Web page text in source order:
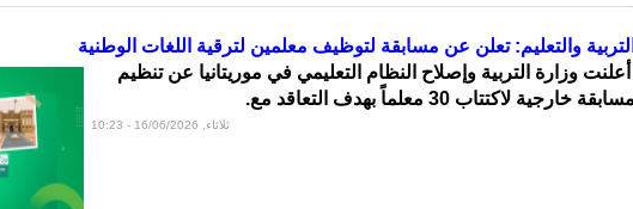
التربية والتعليم: تعلن عن مسابقة لتوظيف معلمين لترقية اللغات الوطنية
أعلنت وزارة التربية وإصلاح النظام التعليمي في موريتانيا عن تنظيم
مسابقة خارجية لاكتتاب 30 معلماً بهدف التعاقد مع.
ثلاثاء, 16/06/2026 - 10:23